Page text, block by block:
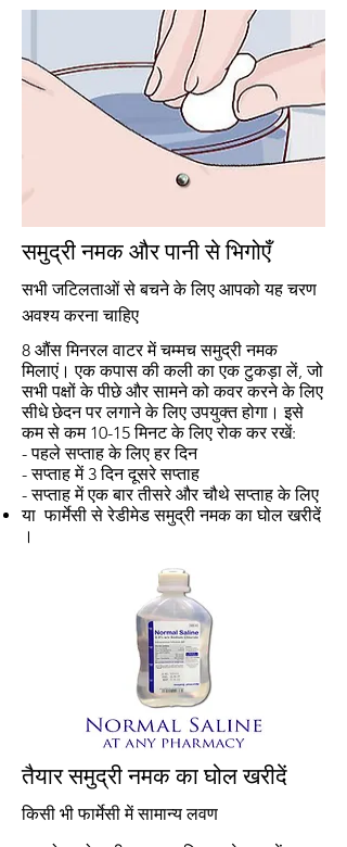
समुद्री नमक और पानी से भिगोएँ
सभी जटिलताओं से बचने के लिए आपको यह चरण
अवश्य करना चाहिए
8 औंस मिनरल वाटर में चम्मच समुद्री नमक
मिलाएं। एक कपास की कली का एक टुकड़ा लें, जो
सभी पक्षों के पीछे और सामने को कवर करने के लिए
सीधे छेदन पर लगाने के लिए उपयुक्त होगा। इसे
कम से कम 10-15 मिनट के लिए रोक कर रखें:
- पहले सप्ताह के लिए हर दिन
- सप्ताह में 3 दिन दूसरे सप्ताह
- सप्ताह में एक बार तीसरे और चौथे सप्ताह के लिए
या फार्मेसी से रेडीमेड समुद्री नमक का घोल खरीदें
।
तैयार समुद्री नमक का घोल खरीदें
किसी भी फार्मेसी में सामान्य लवण